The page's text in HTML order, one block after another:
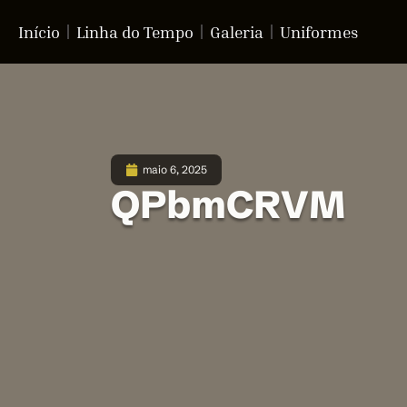
Início Linha do Tempo Galeria Uniformes
maio 6, 2025
QPbmCRVM